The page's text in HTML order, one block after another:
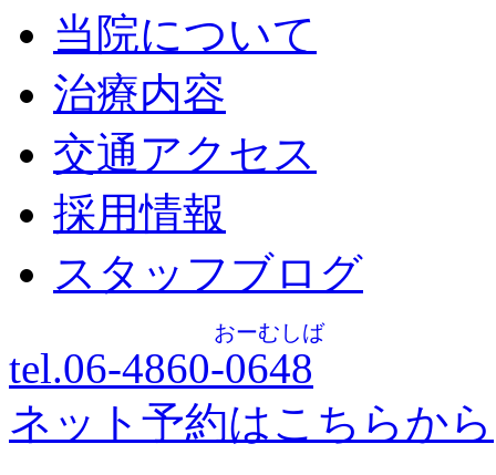
当院について
治療内容
交通アクセス
採用情報
スタッフブログ
tel.06-4860-0648
おーむしば
ネット予約はこちらから